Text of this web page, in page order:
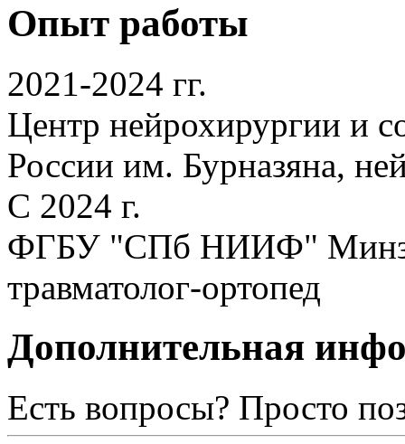
Опыт работы
2021-2024 гг.
Центр нейрохирургии и
России им. Бурназяна,
С 2024 г.
ФГБУ "СПб НИИФ"
травматолог-ортопед
Дополнительная
Есть вопросы? Просто